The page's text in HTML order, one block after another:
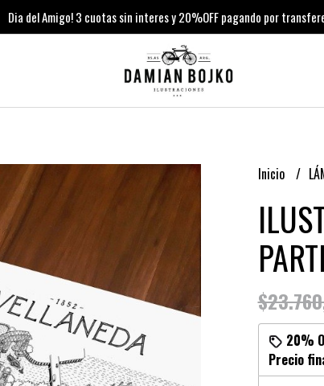
Dia del Amigo! 3 cuotas sin interes y 20%OFF pagando por
Inicio
20%
Precio